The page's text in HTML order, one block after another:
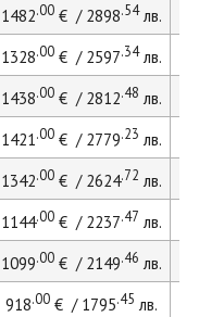
1482.00€ / 2898.54лв.
1328.00€ / 2597.34лв.
1438.00€ / 2812.48 лв.
1421.00€ / 2779.23 лв.
1342.00€ / 2624.72 лв.
1144.00€ / 2237.47 лв.
1099.00€ / 2149.46 лв.
918.00€ / 1795.45 лв.